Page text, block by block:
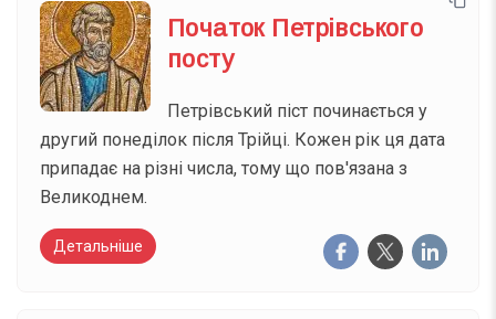
Початок Петрівського
посту
Петрівський піст починається у
другий понеділок після Трійці. Кожен рік ця дата
припадає на різні числа, тому що пов'язана з
Великоднем.
Детальніше